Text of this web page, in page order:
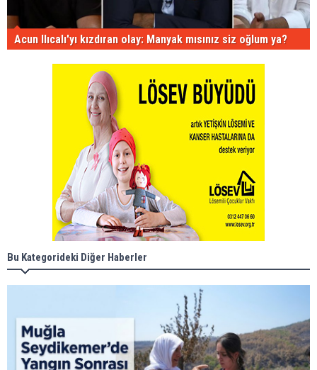
Acun Ilıcalı'yı kızdıran olay: Manyak mısınız siz oğlum ya?
Bu Kategorideki Diğer Haberler